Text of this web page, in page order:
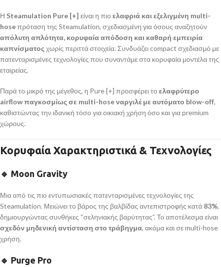
Η Steamulation Pure [+] είναι η πιο ελαφριά και εξελιγμένη multi-
hoseπρόταση της Steamulation, σχεδιασμένη για όσους αναζητούν
απόλυτη απλότητα, κορυφαία απόδοση και καθαρή εμπειρία
καπνίσματοςχωρίς περιττά στοιχεία. Συνδυάζει compact σχεδιασμό με
πατενταρισμένες τεχνολογίες που συναντάμε στα κορυφαία μοντέλα της
εταιρείας.
Παρά το μικρό της μέγεθος, η Pure [+] προσφέρει το ελαφρύτερο
airflow παγκοσμίως σε multi-hose ναργιλέ με αυτόματο blow-off,
καθιστώντας την ιδανική τόσο για οικιακή χρήση όσο και για premium
χώρους.
Κορυφαία Χαρακτηριστικά & Τεχνολογίες
🔹 Moon Gravity
Μια από τις πιο εντυπωσιακές πατενταρισμένες τεχνολογίες της
Steamulation. Μειώνει το βάρος της βαλβίδας αντεπιστροφής κατά 83%,
δημιουργώντας συνθήκες “σεληνιακής βαρύτητας”. Το αποτέλεσμα είναι
σχεδόν μηδενική αντίσταση στο τράβηγμα, ακόμα και σε multi-hose
χρήση.
🔹 Purge Pro